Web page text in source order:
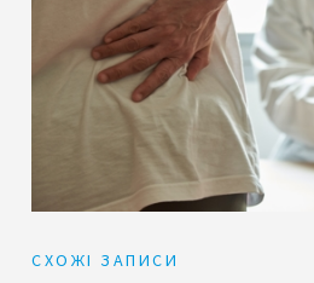
СХОЖІ ЗАПИСИ